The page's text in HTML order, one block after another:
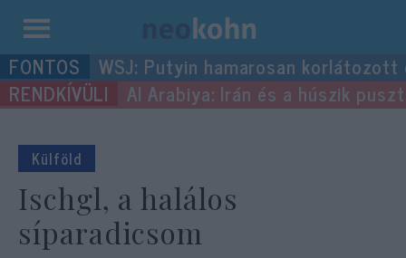
Kilépés
a
tartalomba
WSJ: Putyin hamarosan
Al Arabiya: Irán és a húszik
Külföld
Ischgl, a halálos
síparadicsom